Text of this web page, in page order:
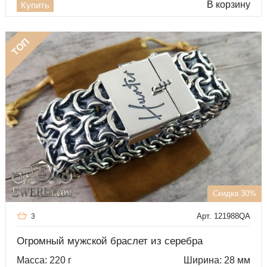
Купить В корзину
ТОП
Скидка 30%
Арт. 121988QA
3
Огромный мужской браслет из серебра
Масса: 220 г Ширина: 28 мм